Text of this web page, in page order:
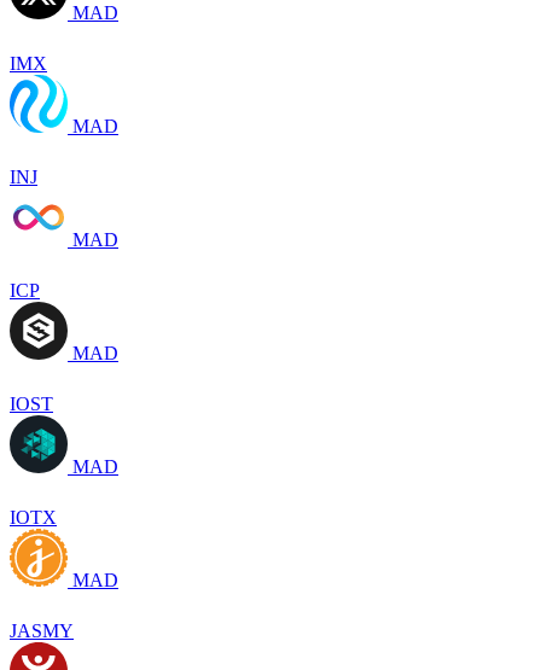
MAD
IMX
MAD
INJ
MAD
ICP
MAD
IOST
MAD
IOTX
MAD
JASMY